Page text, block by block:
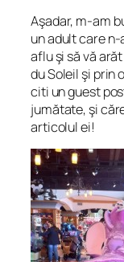
Aşadar, m-am
un adult care
aflu şi să vă
du Soleil şi prin
citi un guest
jumătate, şi
articolul ei!